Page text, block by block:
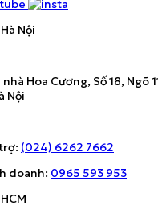
Nội
nhà Hoa Cương, Số 18, Ngõ
Nội
(024) 6262 7662
doanh: 0965 593 953